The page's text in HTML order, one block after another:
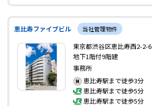
恵比寿ファイブビル 当社管理物件
東京都渋谷区恵比寿西2-2-6
地下1階付9階建
事務所
恵比寿駅まで徒歩3分
恵比寿駅まで徒歩5分
恵比寿駅まで徒歩5分